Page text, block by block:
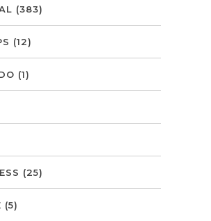
(383)
(12)
(1)
(25)
(5)